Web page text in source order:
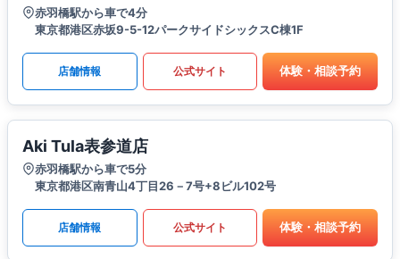
赤羽橋駅から車で4分
東京都港区赤坂9-5-12パークサイドシックスC棟1F
店舗情報 公式サイト 体験・相談予約
Aki Tula表参道店
赤羽橋駅から車で5分
東京都港区南青山4丁目26－7号+8ビル102号
店舗情報 公式サイト 体験・相談予約